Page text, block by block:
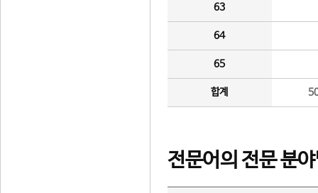
63
64
65
합계
전문어의 전문 분